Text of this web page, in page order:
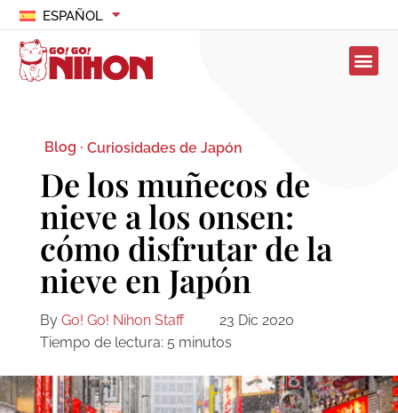
ESPAÑOL
Blog · Curiosidades de Japón
De los muñecos de
nieve a los onsen:
cómo disfrutar de la
nieve en Japón
By Go! Go! Nihon Staff
23 Dic 2020
Tiempo de lectura: 5 minutos